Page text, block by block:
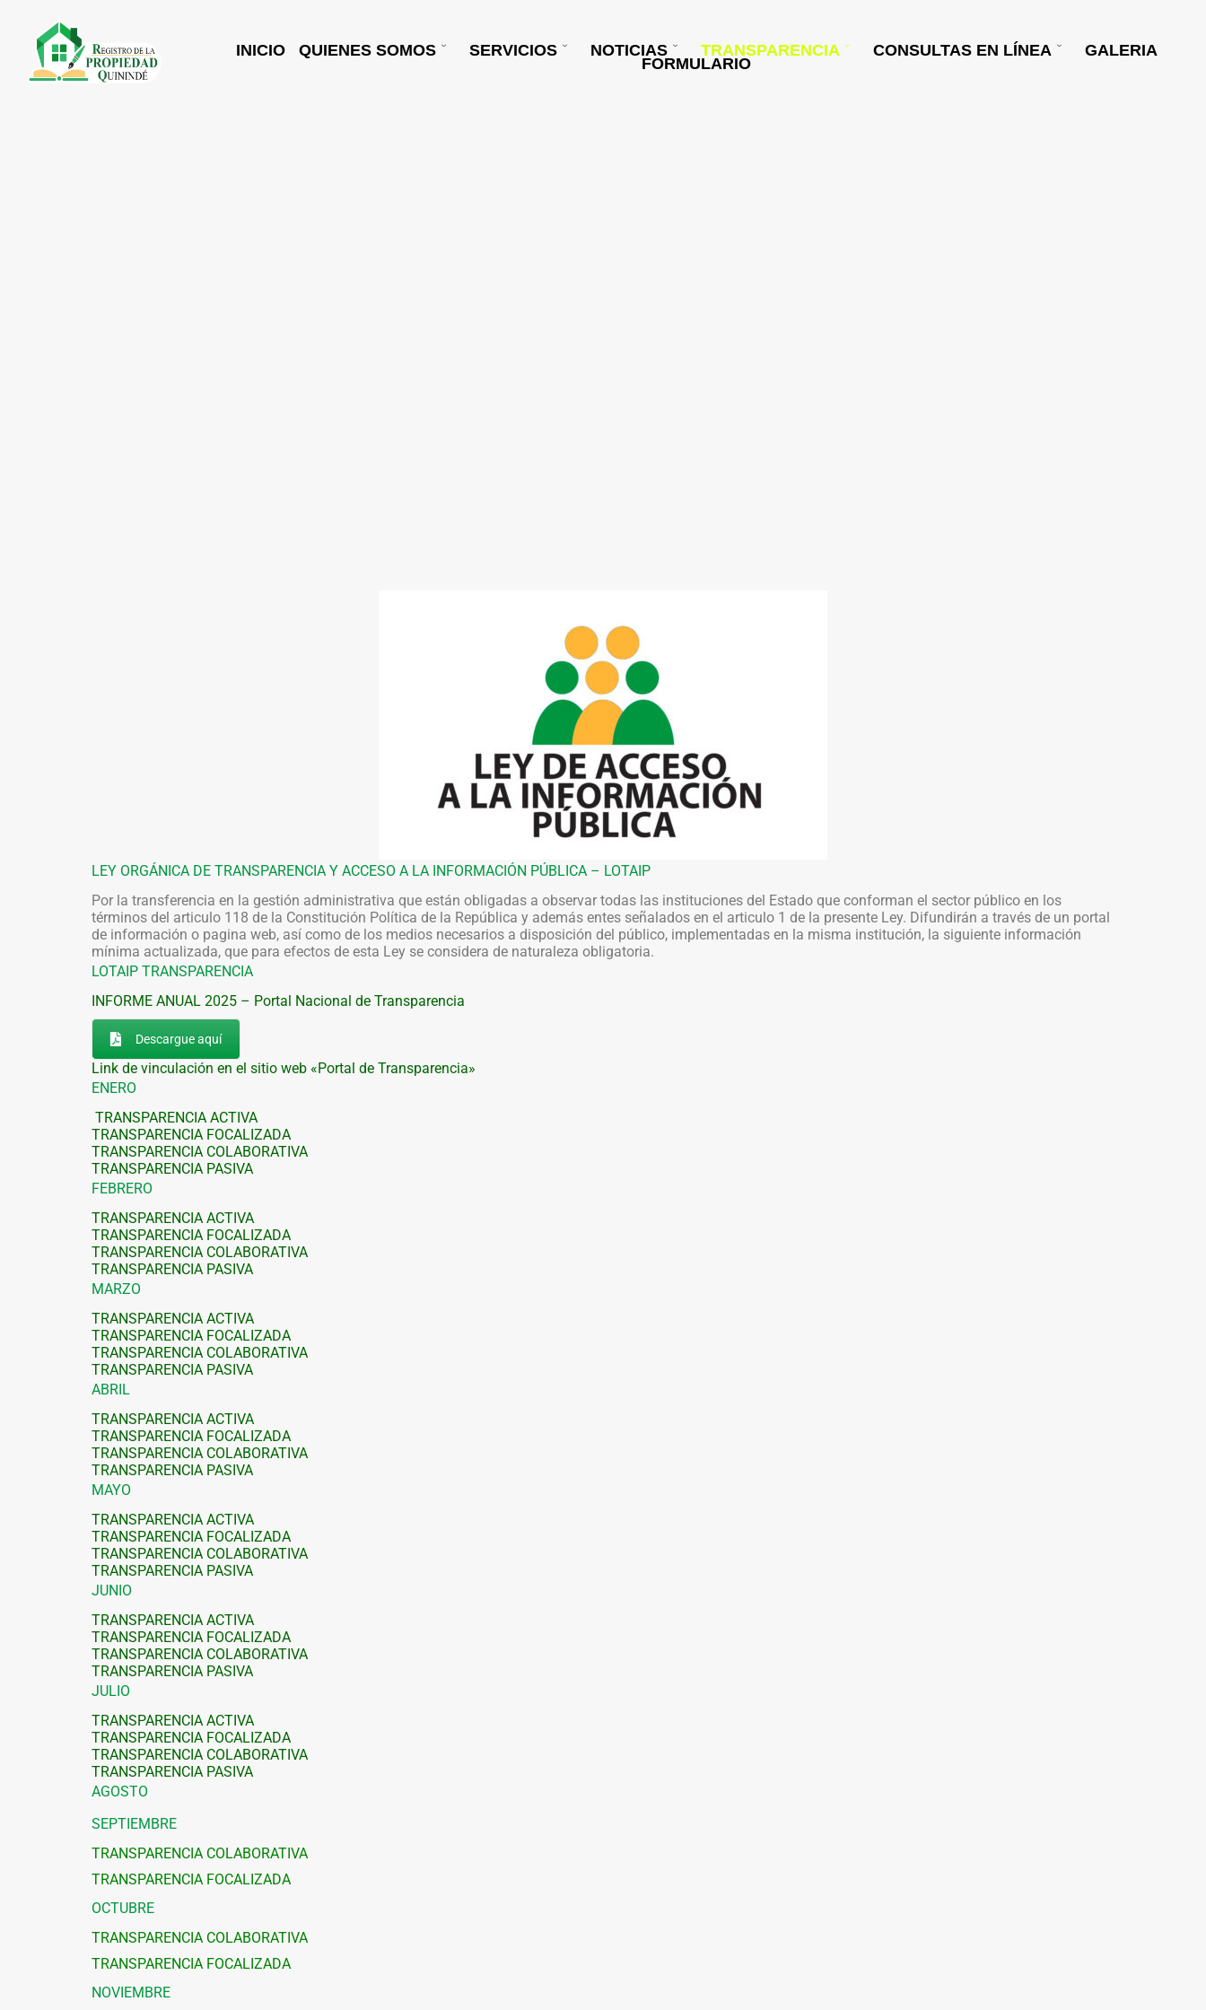
INICIO QUIENES SOMOS SERVICIOS NOTICIAS TRANSPARENCIA CONSULTAS EN LÍNEA GALERIA
FORMULARIO
LEY ORGÁNICA DE TRANSPARENCIA Y ACCESO A LA INFORMACIÓN PÚBLICA – LOTAIP
Por la transferencia en la gestión administrativa que están obligadas a observar todas las instituciones del Estado que conforman el sector público en los
términos del articulo 118 de la Constitución Política de la República y además entes señalados en el articulo 1 de la presente Ley. Difundirán a través de un portal
de información o pagina web, así como de los medios necesarios a disposición del público, implementadas en la misma institución, la siguiente información
mínima actualizada, que para efectos de esta Ley se considera de naturaleza obligatoria.
LOTAIP TRANSPARENCIA
INFORME ANUAL 2025 – Portal Nacional de Transparencia
Descargue aquí
Link de vinculación en el sitio web «Portal de Transparencia»
ENERO
TRANSPARENCIA ACTIVA
TRANSPARENCIA FOCALIZADA
TRANSPARENCIA COLABORATIVA
TRANSPARENCIA PASIVA
FEBRERO
TRANSPARENCIA ACTIVA
TRANSPARENCIA FOCALIZADA
TRANSPARENCIA COLABORATIVA
TRANSPARENCIA PASIVA
MARZO
TRANSPARENCIA ACTIVA
TRANSPARENCIA FOCALIZADA
TRANSPARENCIA COLABORATIVA
TRANSPARENCIA PASIVA
ABRIL
TRANSPARENCIA ACTIVA
TRANSPARENCIA FOCALIZADA
TRANSPARENCIA COLABORATIVA
TRANSPARENCIA PASIVA
MAYO
TRANSPARENCIA ACTIVA
TRANSPARENCIA FOCALIZADA
TRANSPARENCIA COLABORATIVA
TRANSPARENCIA PASIVA
JUNIO
TRANSPARENCIA ACTIVA
TRANSPARENCIA FOCALIZADA
TRANSPARENCIA COLABORATIVA
TRANSPARENCIA PASIVA
JULIO
TRANSPARENCIA ACTIVA
TRANSPARENCIA FOCALIZADA
TRANSPARENCIA COLABORATIVA
TRANSPARENCIA PASIVA
AGOSTO
SEPTIEMBRE
TRANSPARENCIA COLABORATIVA
TRANSPARENCIA FOCALIZADA
OCTUBRE
TRANSPARENCIA COLABORATIVA
TRANSPARENCIA FOCALIZADA
NOVIEMBRE